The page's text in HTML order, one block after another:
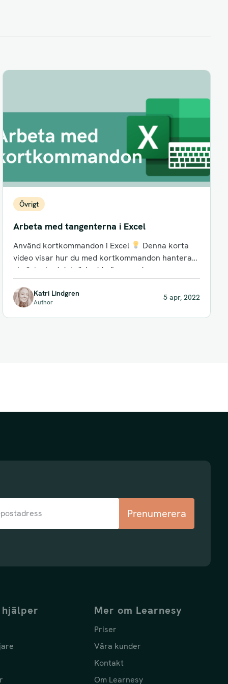
Övrigt
Arbeta med tangenterna i Excel
Använd kortkommandon i Excel
Denna korta
video visar hur du med kortkommandon hanterar
sk. ”stacked data”. Ladda även ned...
Katri Lindgren
Author
5 apr, 2022
Prenumerera
Mer om Learnesy
Priser
Våra kunder
Kontakt
Om Learnesy